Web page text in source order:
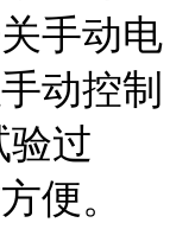
手动电
动控制
验过
便。